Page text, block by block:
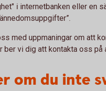
i internetbanken eller en
med uppmaningar om att
ber vi dig att kontakta oss på
om du inte